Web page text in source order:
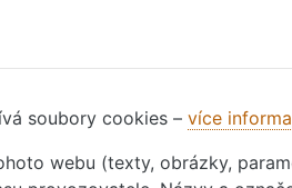
soubory cookies – více
webu (texty, obrázky,